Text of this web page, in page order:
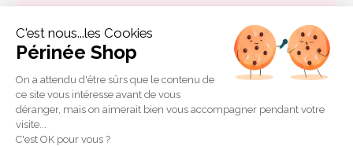
est précieux ! Il est donc primordial d'entretenir,
de muscler et de rééduquer le plancher pelvienpour éviter les
problèmes d'incontinence
, de pesanteur pelvienne, de manque
de sensations durant les rapports sexuels et de petites
fuites
a sélectionné les meilleures solutions
pour la rééducation périnéale et pour l'auto-traitement de
l'incontinence à domicile :
biofeedback,cônes vaginaux
connectées etaccessoires pour exercices de Kegel.
Copyright 2011 © Périnée Shop
C'est nous...les Cookies
Périnée Shop
On a attendu d'être sûrs que le contenu de
ce site vous intéresse avant de vous
déranger, mais on aimerait bien vous accompagner pendant votre
visite...
C'est OK pour vous ?